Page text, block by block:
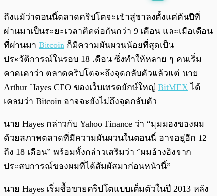
พร้อมเล่น / 0:00
ถึงแม้ว่าตอนนี้ตลาดคริปโตจะเข้าสู่ขาลงตั้งแต่ต้นปีที่
ผ่านมาเป็นระยะเวลาติดต่อกันกว่า 9 เดือน และเมื่อเดือน
ที่ผ่านมา Bitcoin ก็มีความผันผวนน้อยที่สุดเป็น
ประวัติการณ์ในรอบ 18 เดือน ซึ่งทำให้หลาย ๆ คนเริ่ม
คาดเดาว่า ตลาดคริปโตจะถึงจุดกลับตัวแล้วแต่ นาย
Arthur Hayes CEO ของเว็บเทรดยักษ์ใหญ่ BitMEX ได้
เคลมว่า Bitcoin อาจจะยังไม่ถึงจุดกลับตัว
นาย Hayes กล่าวกับ Yahoo Finance ว่า “มุมมองของผม
ด้วยสภาพตลาดที่มีความผันผวนในตอนนี้ อาจอยู่อีก 12
ถึง 18 เดือน” พร้อมทั้งกล่าวเสริมว่า “ผมอ้างอิงจาก
ประสบการณ์ของผมที่ได้สัมผัสมาก่อนหน้านี้”
นาย Hayes เริ่มซื้อขายคริปโตแบบเต็มตัวในปี 2013 หลัง